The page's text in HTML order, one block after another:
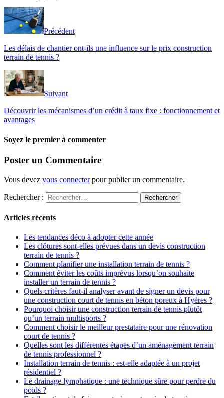
Précédent
Les délais de chantier ont-ils une influence sur le prix construction
terrain de tennis ?
Suivant
Découvrir les mécanismes d’un crédit à taux fixe : fonctionnement et
avantages
Soyez le premier à commenter
Poster un Commentaire
Vous devez vous connecterpour publier un commentaire.
Rechercher :
Articles récents
Les tendances déco à adopter cette année
Les clôtures sont-elles prévues dans un devis construction
terrain de tennis ?
Comment planifier une installation terrain de tennis ?
Comment éviter les coûts imprévus lorsqu’on souhaite
installer un terrain de tennis ?
Quels critères faut-il analyser avant de signer un devis pour
une construction court de tennis en béton poreux à Hyères ?
Pourquoi choisir une construction terrain de tennis plutôt
qu’un terrain multisports ?
Comment choisir le meilleur prestataire pour une rénovation
court de tennis ?
Quelles sont les différentes étapes d’un aménagement terrain
de tennis professionnel ?
Installation terrain de tennis : est-elle adaptée à un projet
résidentiel ?
Le drainage lymphatique : une technique sûre pour perdre du
poids ?